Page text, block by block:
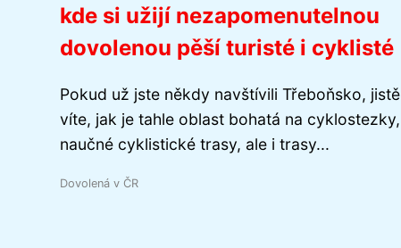
kde si užijí nezapomenutelnou
dovolenou pěší turisté i cyklisté
Pokud už jste někdy navštívili Třeboňsko, jistě
víte, jak je tahle oblast bohatá na cyklostezky,
naučné cyklistické trasy, ale i trasy...
Dovolená v ČR